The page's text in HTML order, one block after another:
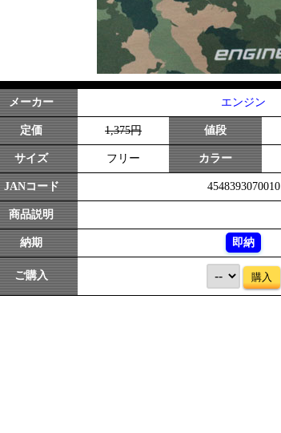
メーカー エンジン
定価 1,375円 値段
サイズ フリー カラー
JANコード 4548393070010
商品説明
納期 即納
ご購入 購入